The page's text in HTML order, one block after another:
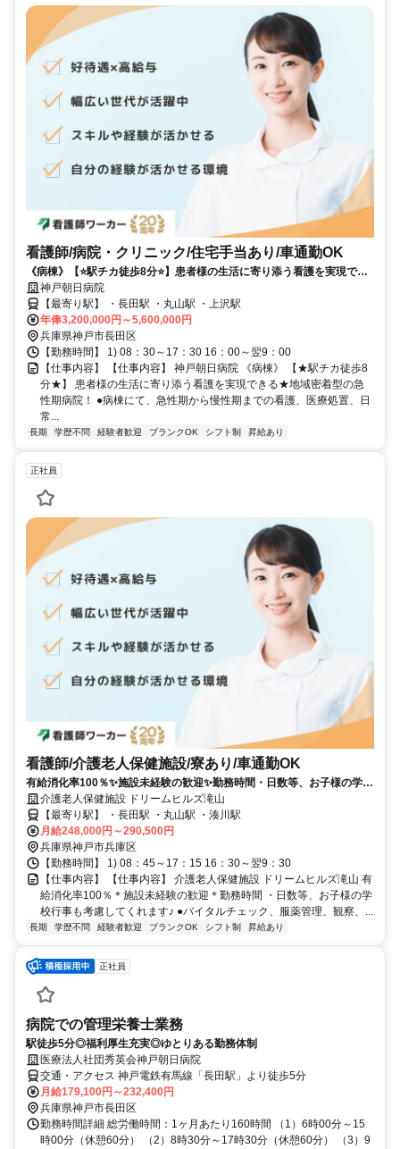
看護師/病院・クリニック/住宅手当あり/車通勤OK
《病棟》【⭐駅チカ徒歩8分⭐】患者様の生活に寄り添う看護を実現でき
る⭐地域密着型の急性期病院❗️
神戸朝日病院
【最寄り駅】 ・長田駅 ・丸山駅 ・上沢駅
年俸3,200,000円～5,600,000円
兵庫県神戸市長田区
【勤務時間】 1) 08：30～17：30 16：00～翌9：00
【仕事内容】 【仕事内容】 神戸朝日病院 《病棟》 【★駅チカ徒歩8
分★】 患者様の生活に寄り添う看護を実現できる★地域密着型の急
性期病院！ ●病棟にて、急性期から慢性期までの看護、医療処置、日
常...
長期 学歴不問 経験者歓迎 ブランクOK シフト制 昇給あり
正社員
看護師/介護老人保健施設/寮あり/車通勤OK
有給消化率100％✨施設未経験の歓迎✨勤務時間・日数等、お子様の学校
行事も考慮してくれます✨
介護老人保健施設 ドリームヒルズ滝山
【最寄り駅】 ・長田駅 ・丸山駅 ・湊川駅
月給248,000円～290,500円
兵庫県神戸市兵庫区
【勤務時間】 1) 08：45～17：15 16：30～翌9：30
【仕事内容】 【仕事内容】 介護老人保健施設 ドリームヒルズ滝山 有
給消化率100％＊施設未経験の歓迎＊勤務時間 ・日数等、お子様の学
校行事も考慮してくれます♪ ●バイタルチェック、服薬管理、観察、...
長期 学歴不問 経験者歓迎 ブランクOK シフト制 昇給あり
正社員
病院での管理栄養士業務
駅徒歩5分◎福利厚生充実◎ゆとりある勤務体制
医療法人社団秀英会神戸朝日病院
交通・アクセス 神戸電鉄有馬線「長田駅」より徒歩5分
月給179,100円～232,400円
兵庫県神戸市長田区
勤務時間詳細 総労働時間：1ヶ月あたり160時間 （1）6時00分～15
時00分（休憩60分） （2）8時30分～17時30分（休憩60分） （3）9